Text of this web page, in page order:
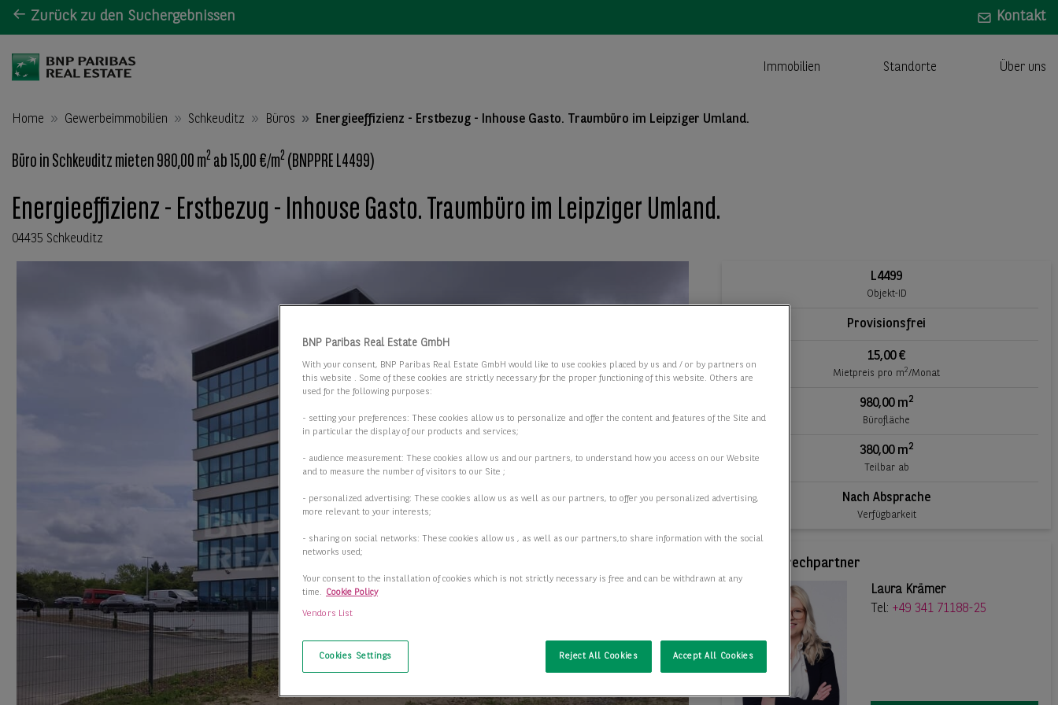
Zurück zu den Suchergebnissen Kontakt
Immobilien Standorte Über uns
Home Gewerbeimmobilien Schkeuditz Büros Energieeffizienz - Erstbezug - Inhouse Gasto. Traumbüro im Leipziger Umland.
Büro in Schkeuditz mieten 980,00 m2 ab 15,00 €/m2 (BNPPRE L4499)
Energieeffizienz - Erstbezug - Inhouse Gasto. Traumbüro im Leipziger Umland.
04435 Schkeuditz
L4499
Objekt-ID
Provisionsfrei
15,00 €
Mietpreis pro m2/Monat
980,00 m2
Bürofläche
380,00 m2
Teilbar ab
Nach Absprache
Verfügbarkeit
Ihr Ansprechpartner
Laura Krämer
Tel: +49 341 71188-25
BNP Paribas Real Estate GmbH
With your consent, BNP Paribas Real Estate GmbH would like to use cookies placed by us and / or by partners on
this website . Some of these cookies are strictly necessary for the proper functioning of this website. Others are
used for the following purposes:
- setting your preferences: These cookies allow us to personalize and offer the content and features of the Site and
in particular the display of our products and services;
- audience measurement: These cookies allow us and our partners, to understand how you access on our Website
and to measure the number of visitors to our Site ;
- personalized advertising: These cookies allow us as well as our partners, to offer you personalized advertising,
more relevant to your interests;
- sharing on social networks: These cookies allow us , as well as our partners,to share information with the social
networks used;
Your consent to the installation of cookies which is not strictly necessary is free and can be withdrawn at any
time. Cookie Policy
Vendors List
Cookies Settings Reject All Cookies Accept All Cookies